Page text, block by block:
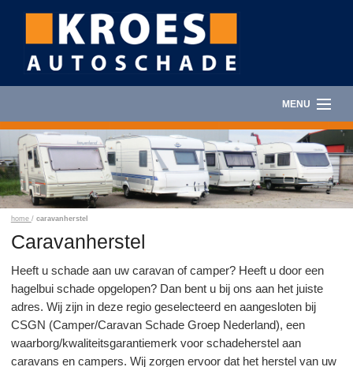
MENU
HOME
AUTOSCHADE
AUTORUITSCHADE
AUTOVERHUUR
FOTOALBUM
home / caravanherstel
Caravanherstel
Heeft u schade aan uw caravan of camper? Heeft u door een
hagelbui schade opgelopen? Dan bent u bij ons aan het juiste
adres. Wij zijn in deze regio geselecteerd en aangesloten bij
CSGN (Camper/Caravan Schade Groep Nederland), een
waarborg/kwaliteitsgarantiemerk voor schadeherstel aan
caravans en campers. Wij zorgen ervoor dat het herstel van uw